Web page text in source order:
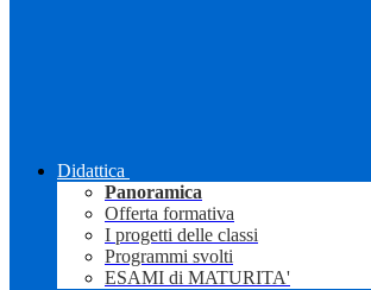
Didattica
Panoramica
Offerta formativa
I progetti delle classi
Programmi svolti
ESAMI di MATURITA'